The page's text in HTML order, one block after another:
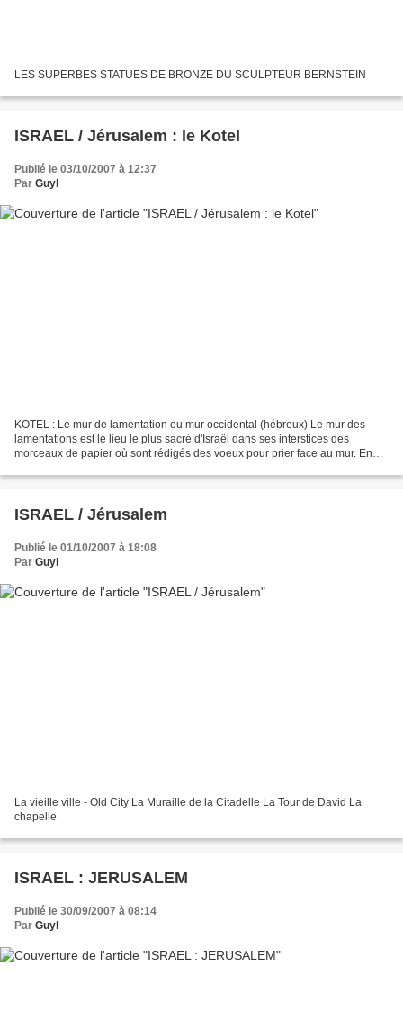
LES SUPERBES STATUES DE BRONZE DU SCULPTEUR BERNSTEIN
ISRAEL / Jérusalem : le Kotel
Publié le 03/10/2007 à 12:37
Par Guyl
KOTEL : Le mur de lamentation ou mur occidental (hébreux) Le mur des
lamentations est le lieu le plus sacré d'Israël dans ses interstices des
morceaux de papier où sont rédigés des voeux pour prier face au mur. En
ISRAEL / Jérusalem
Publié le 01/10/2007 à 18:08
Par Guyl
La vieille ville - Old City La Muraille de la Citadelle La Tour de David La
chapelle
ISRAEL : JERUSALEM
Publié le 30/09/2007 à 08:14
Par Guyl